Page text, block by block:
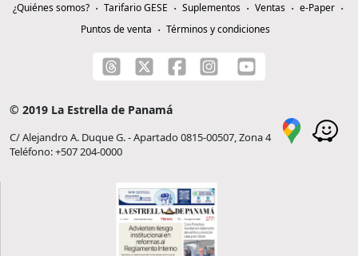
¿Quiénes somos? Tarifario GESE Suplementos Ventas
e-Paper
Puntos de venta
Términos y condiciones
© 2019 La Estrella de Panamá
C/ Alejandro A. Duque G. - Apartado 0815-00507, Zona 4
Teléfono: +507 204-0000